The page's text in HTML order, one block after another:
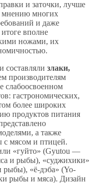
и заточки, лучше
мнению многих
и даже
вполне
ножами, их
составляли злаки,
производителям
слабоосвоенном
гастрономических,
более широких
продуктов питания
а также
мясом и птицей.
«гуйто» (Gyutou —
и рыбы), «суджихики»
рыбы), «ё-дэба» (Yo-
рыбы и мяса). Дизайн